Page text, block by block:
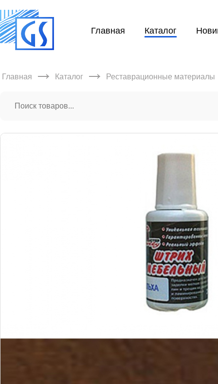
Главная Каталог
Главная → Каталог → Реставрационные материалы